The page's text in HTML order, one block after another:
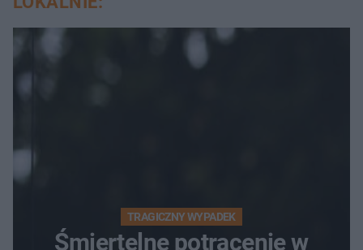
TRAGICZNY WYPADEK
Śmiertelne potrącenie w